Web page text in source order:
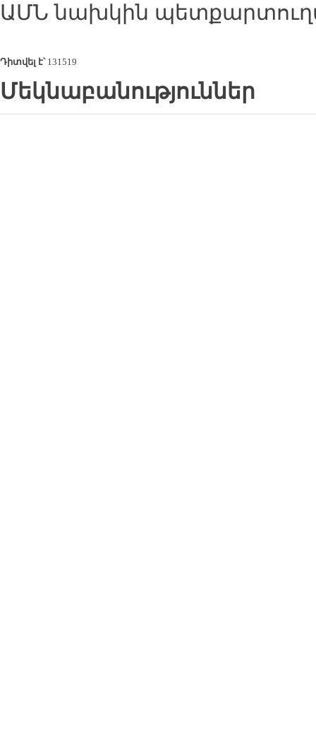
ԱՄՆ նախկին
Դիտվել է՝131519
Մեկնաբանություններ